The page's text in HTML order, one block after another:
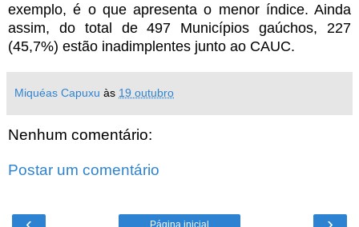
exemplo, é o que apresenta o menor índice. Ainda
assim, do total de 497 Municípios gaúchos, 227
(45,7%) estão inadimplentes junto ao CAUC.
Miquéas Capuxu às 19 outubro
Nenhum comentário:
Postar um comentário
Página inicial